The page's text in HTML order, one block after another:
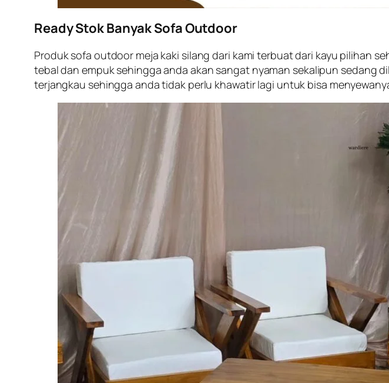
Ready Stok Banyak Sofa Outdoor
Produk sofa outdoor meja kaki silang dari kami terbuat dari kayu pilihan
tebal dan empuk sehingga anda akan sangat nyaman sekalipun sedang
terjangkau sehingga anda tidak perlu khawatir lagi untuk bisa